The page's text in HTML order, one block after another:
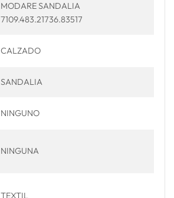
MODARE SANDALIA
7109.483.21736.83517
CALZADO
SANDALIA
NINGUNO
NINGUNA
TEXTIL